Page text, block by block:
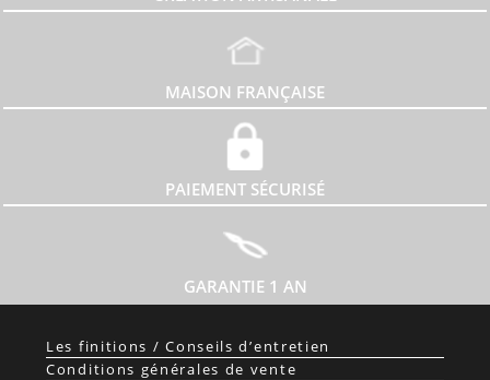
MAISON FRANÇAISE
PAIEMENT SÉCURISÉ
GARANTIE 1 AN
Les finitions / Conseils d’entretien
Conditions générales de vente